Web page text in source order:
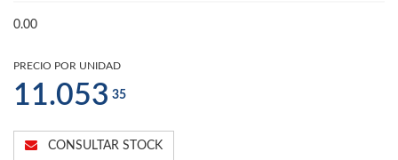
0.00
PRECIO POR UNIDAD
11.053 35
CONSULTAR STOCK